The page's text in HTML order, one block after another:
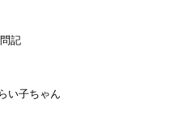
記
い子ちゃん